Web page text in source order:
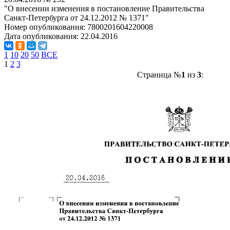
"О внесении изменения в постановление Правительства
Санкт-Петербурга от 24.12.2012 № 1371"
Номер опубликования: 7800201604220008
Дата опубликования: 22.04.2016
1 10 20 50 ВСЕ
1 2 3
Страница №1 из 3: